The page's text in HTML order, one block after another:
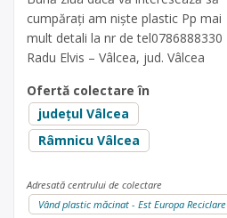
cumpărați am niște plastic Pp mai
mult detali la nr de tel0786888330
Radu Elvis – Vâlcea, jud. Vâlcea
Ofertă colectare în
județul Vâlcea
Râmnicu Vâlcea
Adresată centrului de colectare
Vând plastic măcinat - Est Europa Reciclare